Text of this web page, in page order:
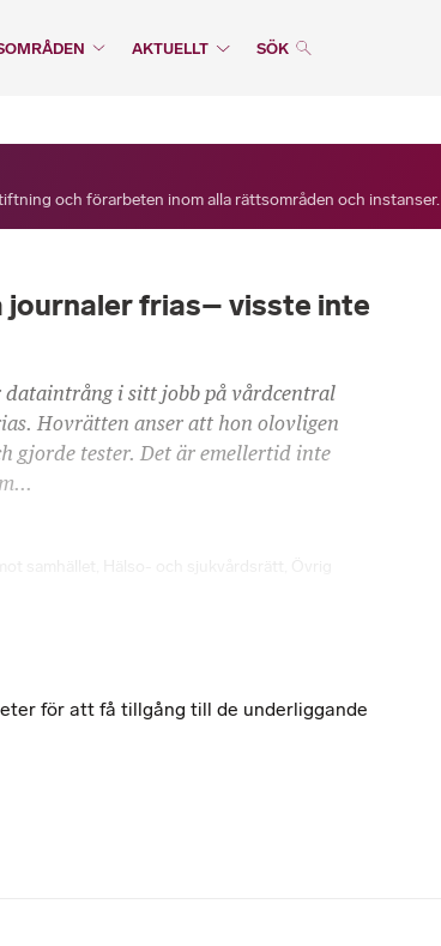
AKTUELLT SÖK
och förarbeten inom alla rättsområden och instanser.
journaler frias– visste inte
dataintrång i sitt jobb på vårdcentral
Hovrätten anser att hon olovligen
gjorde tester. Det är emellertid inte
för att få tillgång till de underliggande